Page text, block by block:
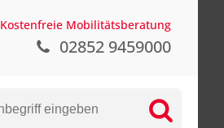
Kostenfreie Mobilitätsberatung
02852 9459000